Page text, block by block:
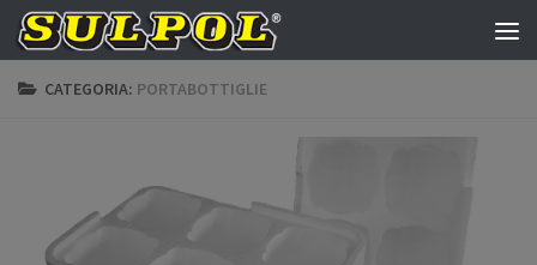
Salta al contenuto
CATEGORIA: PORTABOTTIGLIE